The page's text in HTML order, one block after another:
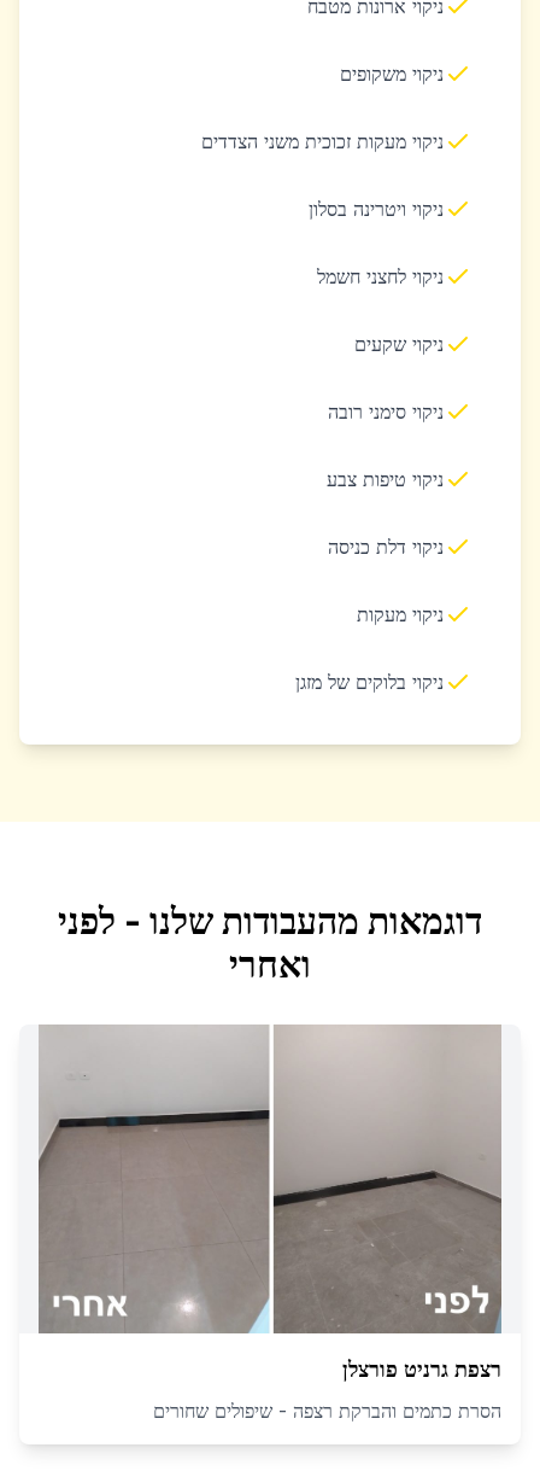
ניקוי ארונות מטבח
ניקוי משקופים
ניקוי מעקות זכוכית משני הצדדים
ניקוי ויטרינה בסלון
ניקוי לחצני חשמל
ניקוי שקעים
ניקוי סימני רובה
ניקוי טיפות צבע
ניקוי דלת כניסה
ניקוי מעקות
ניקוי בלוקים של מזגן
דוגמאות מהעבודות שלנו - לפני
ואחרי
רצפת גרניט פורצלן
הסרת כתמים והברקת רצפה - שיפולים שחורים